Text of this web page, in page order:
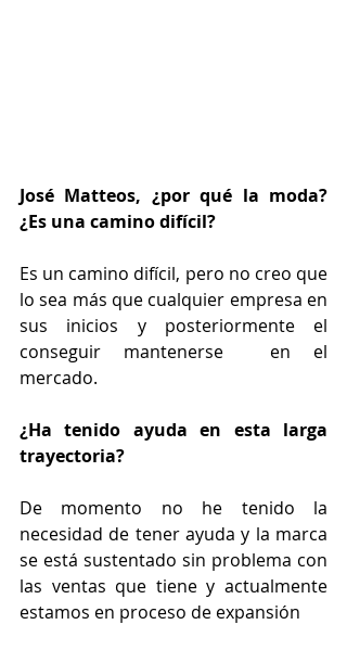
José Matteos, ¿por qué la moda?
¿Es una camino difícil?
Es un camino difícil, pero no creo que
lo sea más que cualquier empresa en
sus inicios y posteriormente el
conseguir mantenerse  en el
mercado.
¿Ha tenido ayuda en esta larga
trayectoria?
De momento no he tenido la
necesidad de tener ayuda y la marca
se está sustentado sin problema con
las ventas que tiene y actualmente
estamos en proceso de expansión